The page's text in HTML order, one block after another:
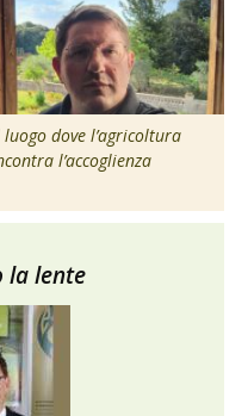
luogo dove l’agricoltura
l’accoglienza
la lente